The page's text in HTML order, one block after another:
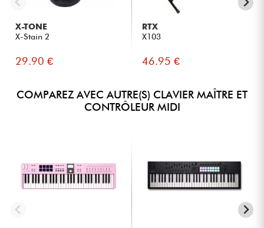
X-TONE
X-Stain 2
29.90 €
RTX
X103
46.95 €
COMPAREZ AVEC AUTRE(S) CLAVIER MAÎTRE ET
CONTRÔLEUR MIDI